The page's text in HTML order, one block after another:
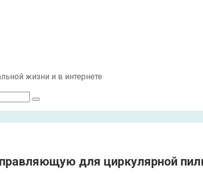
жизни и в интернете
для циркулярной